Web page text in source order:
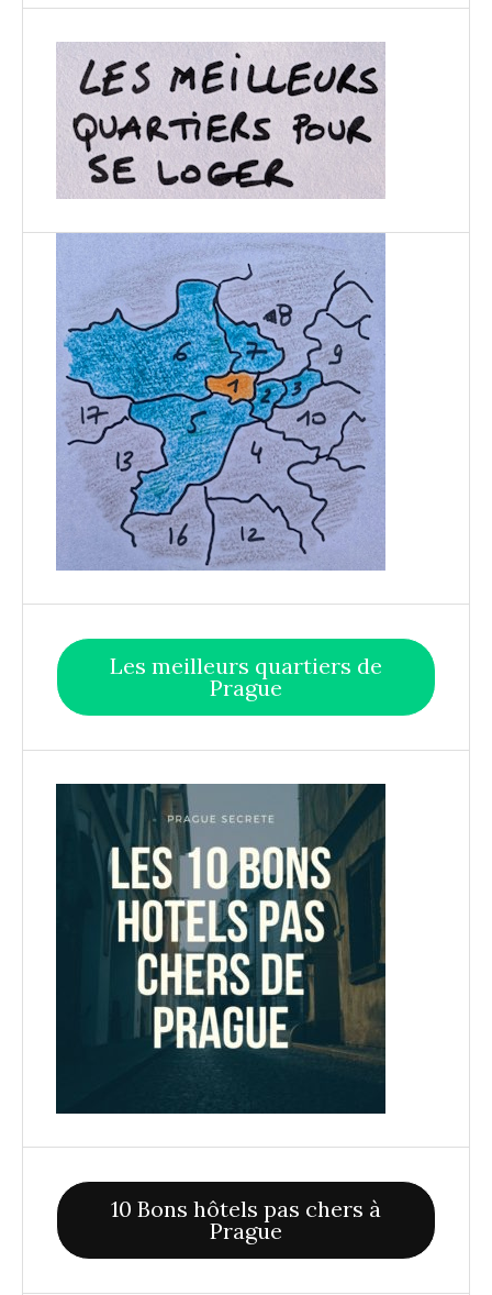
Les meilleurs quartiers de
Prague
10 Bons hôtels pas chers à
Prague